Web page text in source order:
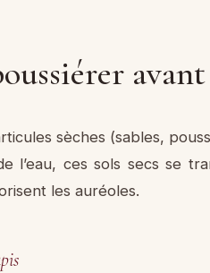
sèches (sables,
l’eau, ces sols secs se
les auréoles.